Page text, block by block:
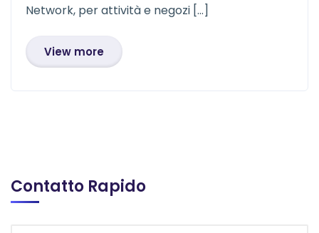
Network, per attività e negozi […]
View more
Contatto Rapido